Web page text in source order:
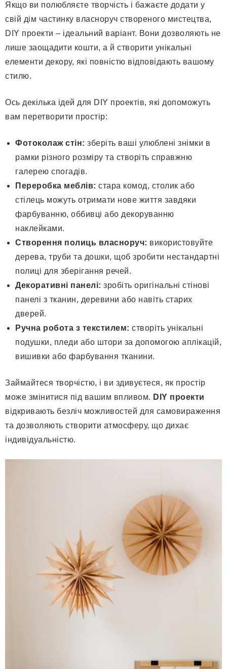
Якщо ви полюбляєте творчість і бажаєте додати у
свій дім частинку власноруч створеного мистецтва,
DIY проекти – ідеальний варіант. Вони дозволяють не
лише заощадити кошти, а й створити унікальні
елементи декору, які повністю відповідають вашому
стилю.
Ось декілька ідей для DIY проектів, які допоможуть
вам перетворити простір:
Фотоколаж стін: зберіть ваші улюблені знімки в
рамки різного розміру та створіть справжню
галерею спогадів.
Переробка меблів: стара комод, столик або
стілець можуть отримати нове життя завдяки
фарбуванню, оббивці або декоруванню
наклейками.
Створення полиць власноруч: використовуйте
дерева, труби та дошки, щоб зробити нестандартні
полиці для зберігання речей.
Декоративні панелі: зробіть оригінальні стінові
панелі з тканин, деревини або навіть старих
дверей.
Ручна робота з текстилем: створіть унікальні
подушки, пледи або штори за допомогою аплікацій,
вишивки або фарбування тканини.
Займайтеся творчістю, і ви здивуєтеся, як простір
може змінитися під вашим впливом. DIY проекти
відкривають безліч можливостей для самовираження
та дозволяють створити атмосферу, що дихає
індивідуальністю.